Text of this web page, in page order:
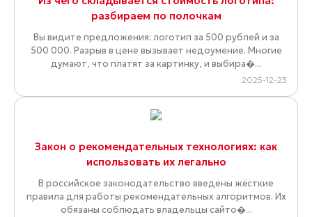
разбираем по полочкам
Вы видите предложения: логотип за 500 рублей и за
500 000. Разрыв в цене вызывает недоумение. Многие
думают, что платят за картинку, и выбира�...
2025-12-23
Закон о рекомендательных технологиях: как
использовать их легально
В российское законодательство введены жёсткие
правила для работы рекомендательных алгоритмов. Их
обязаны соблюдать владельцы сайто�...